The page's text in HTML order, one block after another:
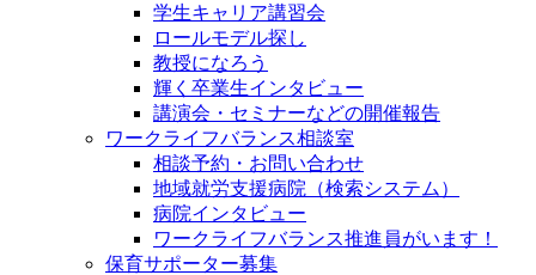
学生キャリア講習会
ロールモデル探し
教授になろう
輝く卒業生インタビュー
講演会・セミナーなどの開催報告
ワークライフバランス相談室
相談予約・お問い合わせ
地域就労支援病院（検索システム）
病院インタビュー
ワークライフバランス推進員がいます！
保育サポーター募集